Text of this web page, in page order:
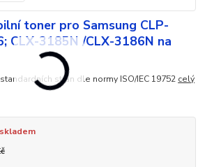
toner pro Samsung CLP-
CLX-3185N /CLX-3186N na
stran dle normy ISO/IEC 19752 celý